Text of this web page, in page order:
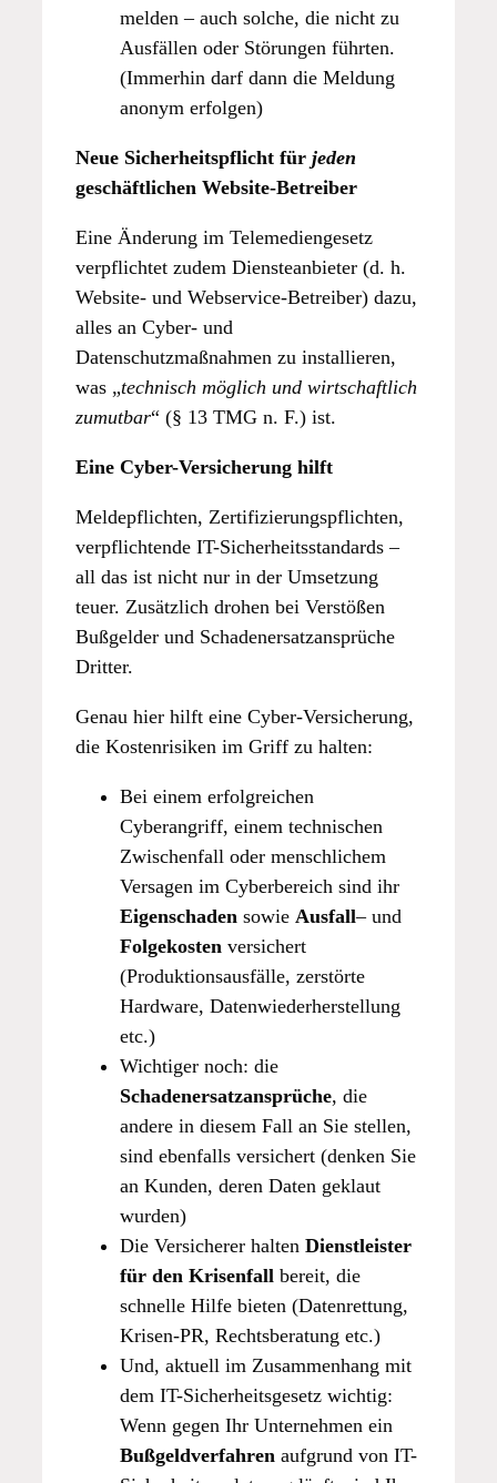
melden – auch solche, die nicht zu
Ausfällen oder Störungen führten.
(Immerhin darf dann die Meldung
anonym erfolgen)
Neue Sicherheitspflicht für jeden
geschäftlichen Website-Betreiber
Eine Änderung im Telemediengesetz
verpflichtet zudem Diensteanbieter (d. h.
Website- und Webservice-Betreiber) dazu,
alles an Cyber- und
Datenschutzmaßnahmen zu installieren,
was „technisch möglich und wirtschaftlich
zumutbar“ (§ 13 TMG n. F.) ist.
Eine Cyber-Versicherung hilft
Meldepflichten, Zertifizierungspflichten,
verpflichtende IT-Sicherheitsstandards –
all das ist nicht nur in der Umsetzung
teuer. Zusätzlich drohen bei Verstößen
Bußgelder und Schadenersatzansprüche
Dritter.
Genau hier hilft eine Cyber-Versicherung,
die Kostenrisiken im Griff zu halten:
Bei einem erfolgreichen
Cyberangriff, einem technischen
Zwischenfall oder menschlichem
Versagen im Cyberbereich sind ihr
Eigenschaden sowie Ausfall– und
Folgekosten versichert
(Produktionsausfälle, zerstörte
Hardware, Datenwiederherstellung
etc.)
Wichtiger noch: die
Schadenersatzansprüche, die
andere in diesem Fall an Sie stellen,
sind ebenfalls versichert (denken Sie
an Kunden, deren Daten geklaut
wurden)
Die Versicherer halten Dienstleister
für den Krisenfall bereit, die
schnelle Hilfe bieten (Datenrettung,
Krisen-PR, Rechtsberatung etc.)
Und, aktuell im Zusammenhang mit
dem IT-Sicherheitsgesetz wichtig:
Wenn gegen Ihr Unternehmen ein
Bußgeldverfahren aufgrund von IT-